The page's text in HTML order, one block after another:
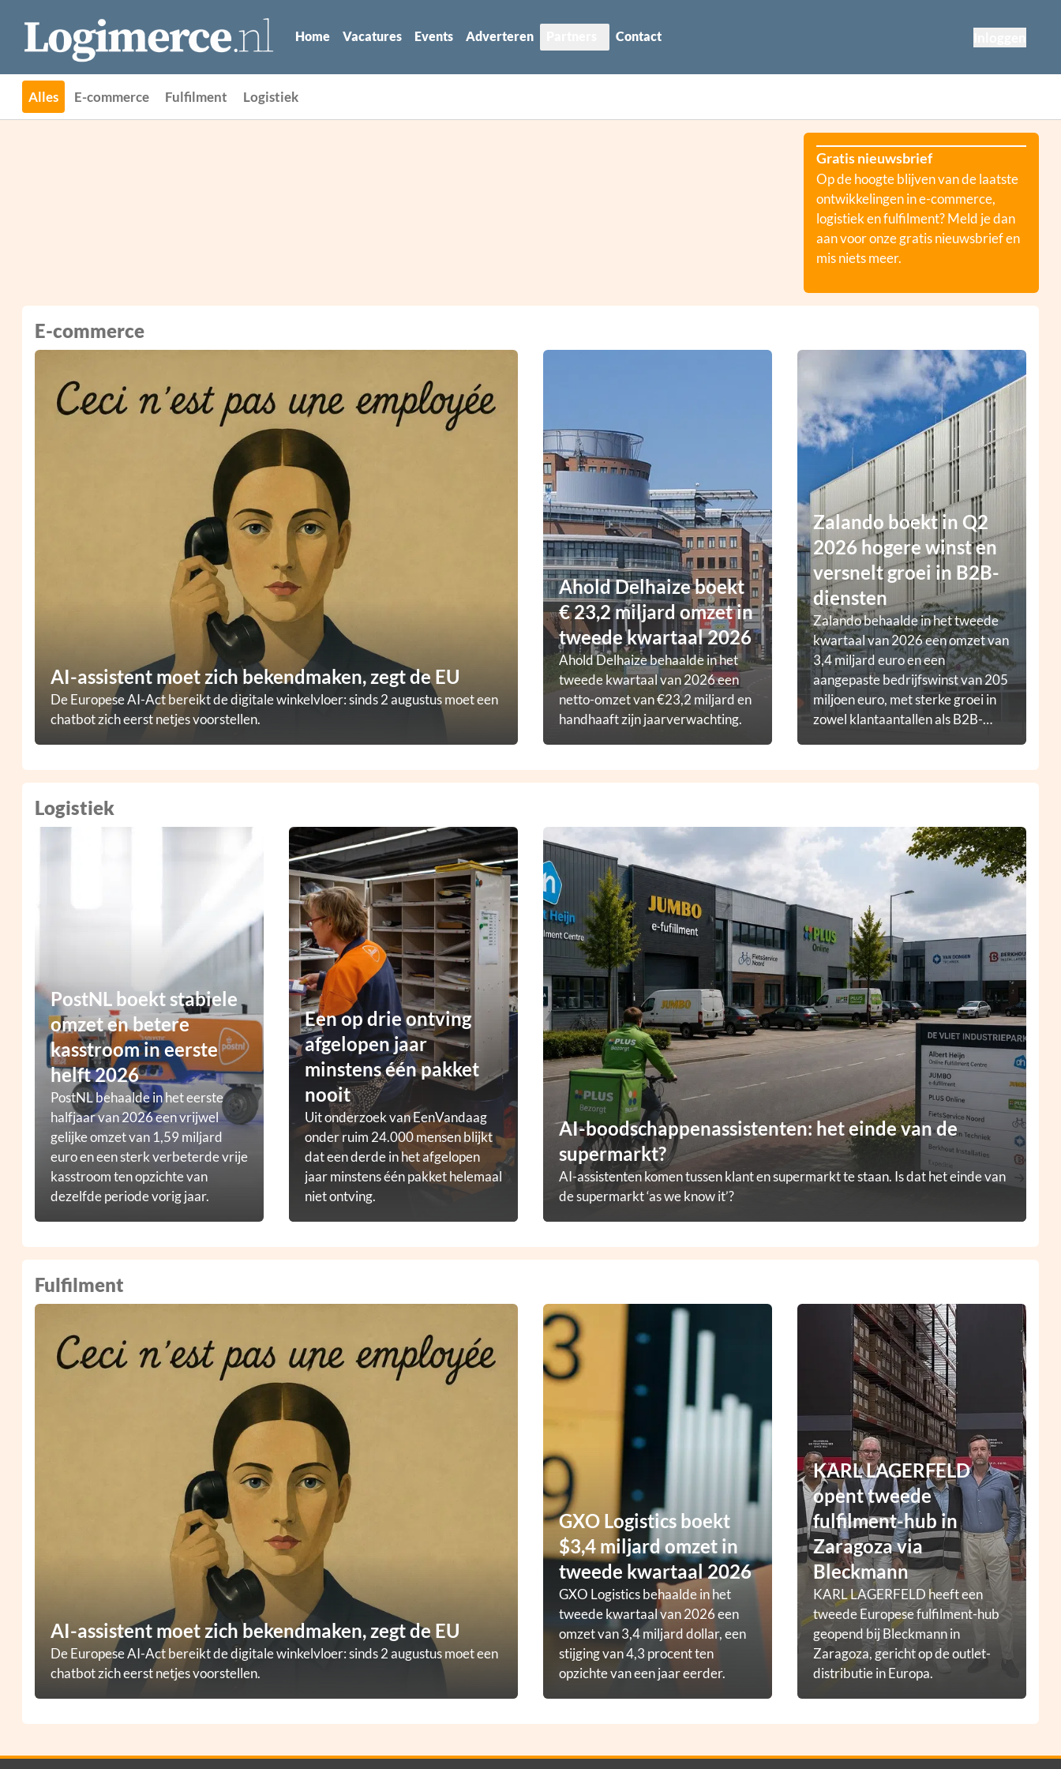
Home Vacatures Events Adverteren Contact
Alles E-commerce Fulfilment Logistiek
Gratis nieuwsbrief
Op de hoogte blijven van de laatste
ontwikkelingen in e-commerce,
logistiek en fulfilment? Meld je dan
aan voor onze gratis nieuwsbrief en
mis niets meer.
E-commerce
AI-assistent moet zich bekendmaken, zegt de EU
De Europese AI-Act bereikt de digitale winkelvloer: sinds 2 augustus moet een
chatbot zich eerst netjes voorstellen.
Ahold Delhaize boekt
€ 23,2 miljard omzet in
tweede kwartaal 2026
Ahold Delhaize behaalde in het
tweede kwartaal van 2026 een
netto-omzet van €23,2 miljard en
handhaaft zijn jaarverwachting.
Zalando boekt in Q2
2026 hogere winst en
versnelt groei in B2B-
diensten
Zalando behaalde in het tweede
kwartaal van 2026 een omzet van
3,4 miljard euro en een
aangepaste bedrijfswinst van 205
miljoen euro, met sterke groei in
zowel klantaantallen als B2B-
Logistiek
AI-boodschappenassistenten: het einde van de
supermarkt?
AI-assistenten komen tussen klant en supermarkt te staan. Is dat het einde van
de supermarkt ‘as we know it’?
PostNL boekt stabiele
omzet en betere
kasstroom in eerste
helft 2026
PostNL behaalde in het eerste
halfjaar van 2026 een vrijwel
gelijke omzet van 1,59 miljard
euro en een sterk verbeterde vrije
kasstroom ten opzichte van
dezelfde periode vorig jaar.
Een op drie ontving
afgelopen jaar
minstens één pakket
nooit
Uit onderzoek van EenVandaag
onder ruim 24.000 mensen blijkt
dat een derde in het afgelopen
jaar minstens één pakket helemaal
niet ontving.
Fulfilment
AI-assistent moet zich bekendmaken, zegt de EU
De Europese AI-Act bereikt de digitale winkelvloer: sinds 2 augustus moet een
chatbot zich eerst netjes voorstellen.
GXO Logistics boekt
$3,4 miljard omzet in
tweede kwartaal 2026
GXO Logistics behaalde in het
tweede kwartaal van 2026 een
omzet van 3,4 miljard dollar, een
stijging van 4,3 procent ten
opzichte van een jaar eerder.
KARL LAGERFELD
opent tweede
fulfilment-hub in
Zaragoza via
Bleckmann
KARL LAGERFELD heeft een
tweede Europese fulfilment-hub
geopend bij Bleckmann in
Zaragoza, gericht op de outlet-
distributie in Europa.